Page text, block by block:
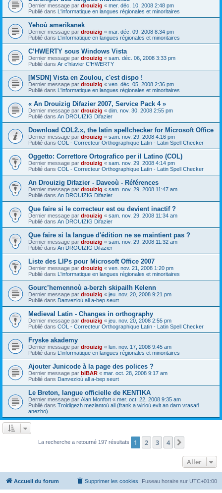
Dernier message par drouizig « mer. déc. 10, 2008 2:48 pm
Publié dans L'informatique en langues régionales et minoritaires
Yehoù amerikanek
Dernier message par drouizig « mar. déc. 09, 2008 8:34 pm
Publié dans L'informatique en langues régionales et minoritaires
C’HWERTY sous Windows Vista
Dernier message par drouizig « sam. déc. 06, 2008 3:33 pm
Publié dans Ar c'hlavier C'HWERTY
[MSDN] Vista en Zoulou, c'est dispo !
Dernier message par drouizig « ven. déc. 05, 2008 2:36 pm
Publié dans L'informatique en langues régionales et minoritaires
« An Drouizig Difazier 2007, Service Pack 4 »
Dernier message par drouizig « dim. nov. 30, 2008 2:55 pm
Publié dans An DROUIZIG Difazier
Download COL2.x, the latin spellchecker for Microsoft Office
Dernier message par drouizig « sam. nov. 29, 2008 4:16 pm
Publié dans COL - Correcteur Orthographique Latin - Latin Spell Checker
Oggetto: Correttore Ortografico per il Latino (COL)
Dernier message par drouizig « sam. nov. 29, 2008 4:14 pm
Publié dans COL - Correcteur Orthographique Latin - Latin Spell Checker
An Drouizig Difazier - Daveoù - Références
Dernier message par drouizig « sam. nov. 29, 2008 11:47 am
Publié dans An DROUIZIG Difazier
Que faire si le correcteur est ou devient inactif ?
Dernier message par drouizig « sam. nov. 29, 2008 11:34 am
Publié dans An DROUIZIG Difazier
Que faire si la langue d'édition ne se maintient pas ?
Dernier message par drouizig « sam. nov. 29, 2008 11:32 am
Publié dans An DROUIZIG Difazier
Liste des LIPs pour Microsoft Office 2007
Dernier message par drouizig « ven. nov. 21, 2008 1:20 pm
Publié dans L'informatique en langues régionales et minoritaires
Gourc’hemennoù a-berzh skipailh Kelenn
Dernier message par drouizig « jeu. nov. 20, 2008 9:21 pm
Publié dans Danvezioù all a-bep seurt
Medieval Latin - Changes in orthography
Dernier message par drouizig « jeu. nov. 20, 2008 2:55 pm
Publié dans COL - Correcteur Orthographique Latin - Latin Spell Checker
Fryske akademy
Dernier message par drouizig « lun. nov. 17, 2008 9:45 am
Publié dans L'informatique en langues régionales et minoritaires
Ajouter Junicode à la page des polices ?
Dernier message par bIBAR « mar. oct. 28, 2008 9:17 am
Publié dans Danvezioù all a-bep seurt
Le Breton, langue officielle de KENTIKA
Dernier message par Alan Monfort « mer. oct. 22, 2008 9:35 am
Publié dans Troidigezh meziantoù all (frank a wirioù evit an darn vrasañ
anezho)
La recherche a retourné 197 résultats 1 2 3 4
Aller
Accueil du forum Fuseau horaire sur UTC+01:00
Supprimer les cookies